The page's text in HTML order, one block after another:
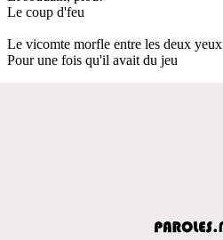
Le coup d'feu
Le vicomte morfle entre les deux yeux
Pour une fois qu'il avait du jeu